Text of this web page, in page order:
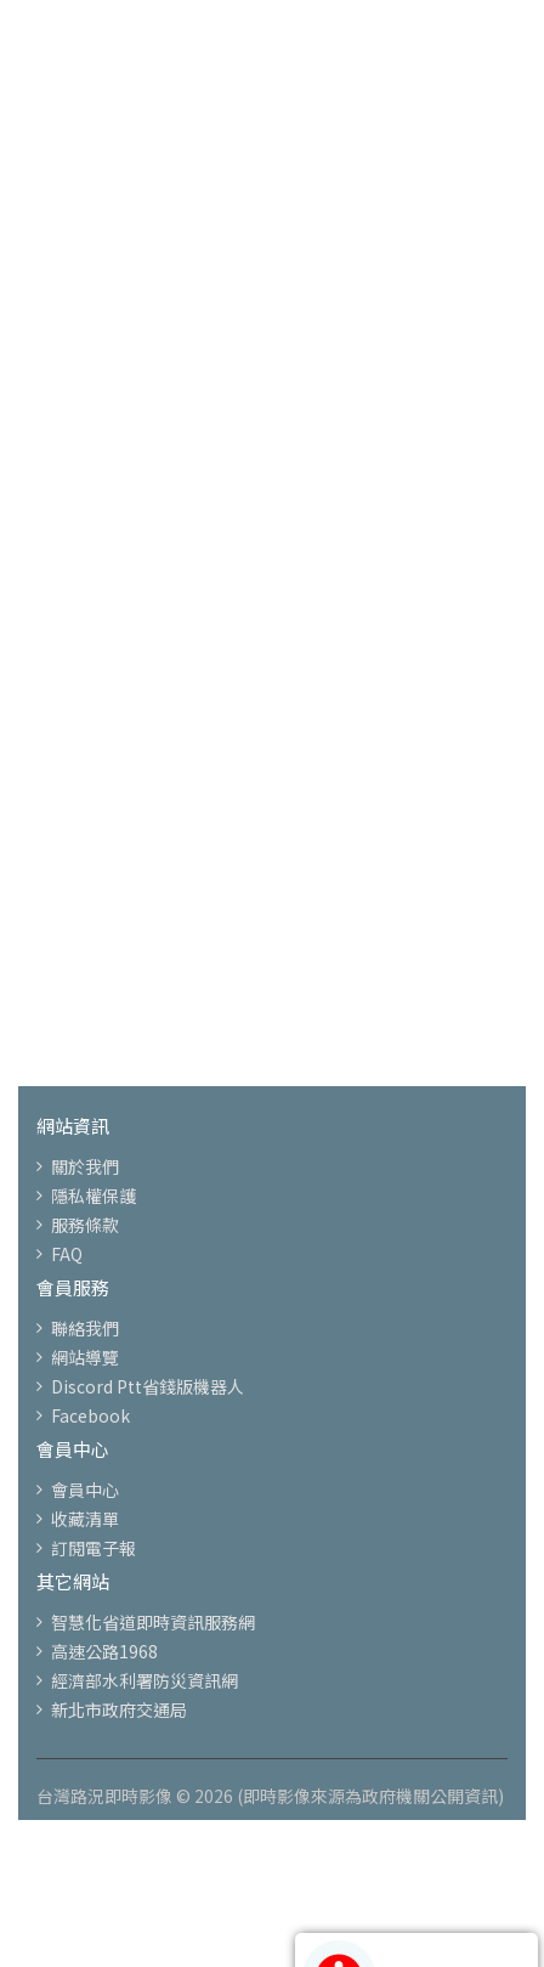
網站資訊
關於我們
隱私權保護
服務條款
FAQ
會員服務
聯絡我們
網站導覽
Discord Ptt省錢版機器人
Facebook
會員中心
會員中心
收藏清單
訂閱電子報
其它網站
智慧化省道即時資訊服務網
高速公路1968
經濟部水利署防災資訊網
新北市政府交通局
台灣路況即時影像 © 2026 (即時影像來源為政府機關公開資訊)